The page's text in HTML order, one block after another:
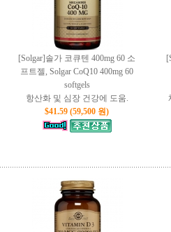
[Solgar]솔가 코큐텐 400mg 60 소
프트젤, Solgar CoQ10 400mg 60
softgels
항산화 및 심장 건강에 도움.
$41.59 (59,500 원)